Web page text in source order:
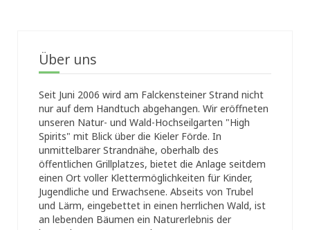
Über uns
Seit Juni 2006 wird am Falckensteiner Strand nicht
nur auf dem Handtuch abgehangen. Wir eröffneten
unseren Natur- und Wald-Hochseilgarten "High
Spirits" mit Blick über die Kieler Förde. In
unmittelbarer Strandnähe, oberhalb des
öffentlichen Grillplatzes, bietet die Anlage seitdem
einen Ort voller Klettermöglichkeiten für Kinder,
Jugendliche und Erwachsene. Abseits von Trubel
und Lärm, eingebettet in einen herrlichen Wald, ist
an lebenden Bäumen ein Naturerlebnis der